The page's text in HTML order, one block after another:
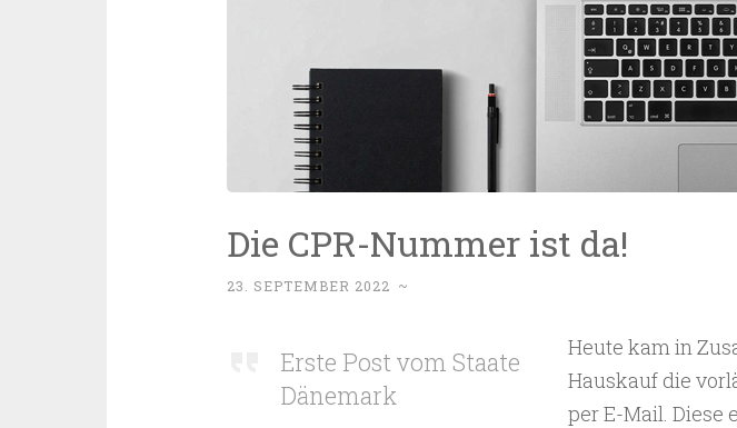
Die CPR-Nummer ist da!
23. SEPTEMBER 2022 ~
Erste Post vom Staate
Dänemark
Heute kam in
Hauskauf die
per E-Mail. Diese